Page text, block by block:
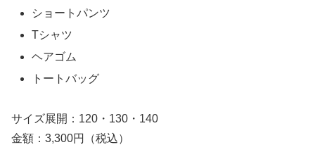
ショートパンツ
Tシャツ
ヘアゴム
トートバッグ
サイズ展開：120・130・140
金額：3,300円（税込）